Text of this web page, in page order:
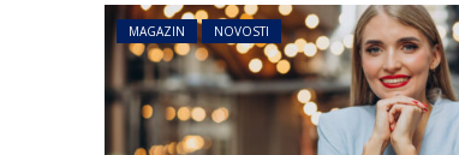
MAGAZIN NOVOSTI